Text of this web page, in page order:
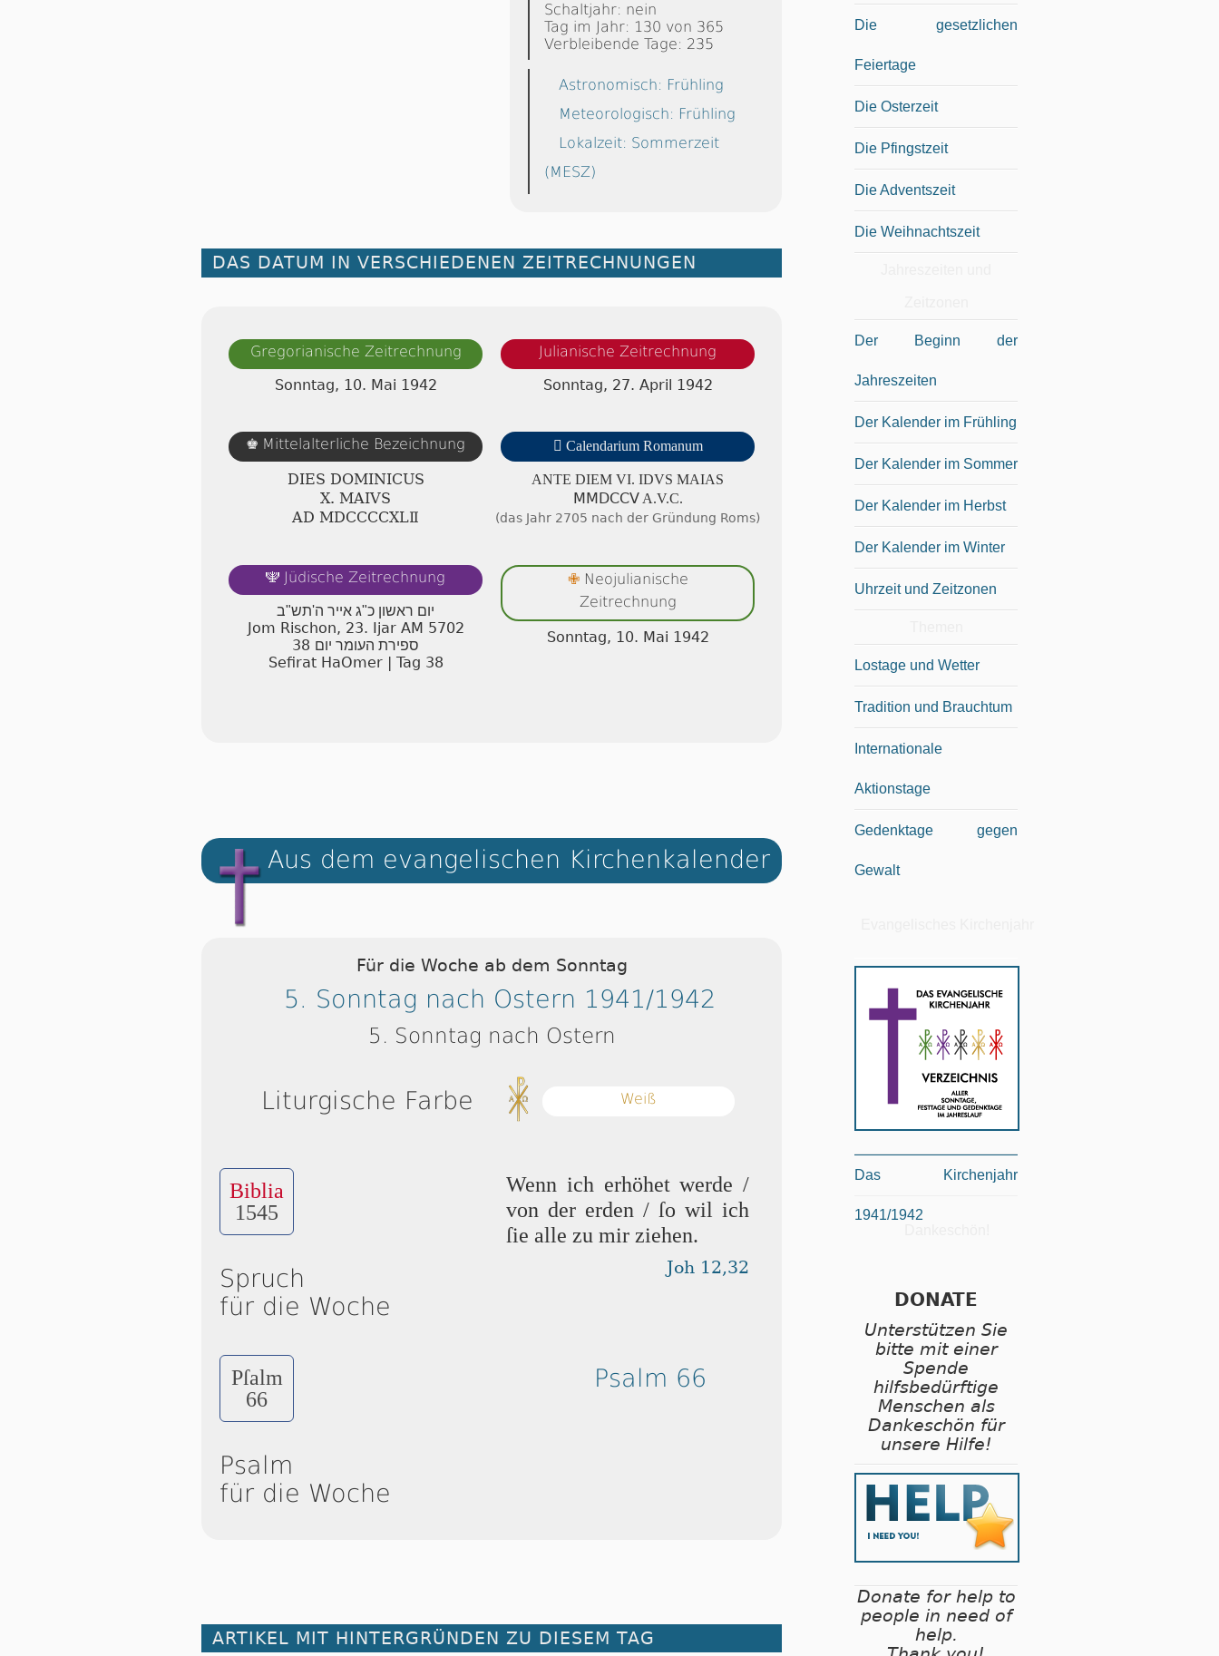
Schaltjahr: nein
Tag im Jahr: 130 von 365
Verbleibende Tage: 235
Astronomisch: Frühling
Meteorologisch: Frühling
Lokalzeit: Sommerzeit
(MESZ)
DAS DATUM IN VERSCHIEDENEN ZEITRECHNUNGEN
Gregorianische Zeitrechnung
Sonntag, 10. Mai 1942
Julianische Zeitrechnung
Sonntag, 27. April 1942
♚ Mittelalterliche Bezeichnung
DIES DOMINICUS
Ⅹ. MAIVS
AD ⅯⅮⅭⅭⅭⅭⅩⅬⅡ
 Calendarium Romanum
ANTE DIEM VI. IDVS MAIAS
ⅯⅯⅮⅭⅭⅤ A.V.C.
(das Jahr 2705 nach der Gründung Roms)
🕎 Jüdische Zeitrechnung
יום ראשון כ"ג אייר ה'תש"ב
Jom Rischon, 23. Ijar AM 5702
38 ספירת העומר יום
Sefirat HaOmer | Tag 38
✙Neojulianische
Zeitrechnung
Sonntag, 10. Mai 1942
Aus dem evangelischen Kirchenkalender
Für die Woche ab dem Sonntag
5. Sonntag nach Ostern 1941/1942
5. Sonntag nach Ostern
Liturgische Farbe Weiß
Biblia
1545
Spruch
für die Woche
Wenn ich erhöhet wer­de /
von der erden / ſo wil ich
ſie alle zu mir ziehen.
Joh 12,32
Pſalm
66
Psalm
für die Woche
Psalm 66
ARTIKEL MIT HINTERGRÜNDEN ZU DIESEM TAG
Die gesetzlichen
Feiertage
Die Osterzeit
Die Pfingstzeit
Die Adventszeit
Die Weihnachtszeit
Der Beginn der
Jahreszeiten
Der Kalender im Frühling
Der Kalender im Sommer
Der Kalender im Herbst
Der Kalender im Winter
Uhrzeit und Zeitzonen
Lostage und Wetter
Tradition und Brauchtum
Internationale
Aktionstage
Gedenktage gegen
Gewalt
Das Kirchenjahr
1941/1942
DONATE
Unterstützen Sie
bitte mit einer
Spende
hilfsbedürftige
Menschen als
Dankeschön für
unsere Hilfe!
Donate for help to
people in need of
help.